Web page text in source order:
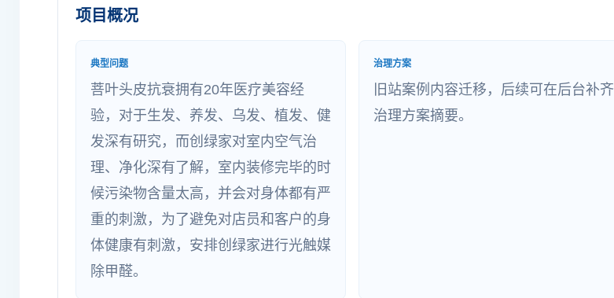
项目概况
典型问题
菩叶头皮抗衰拥有20年医疗美容经
验，对于生发、养发、乌发、植发、健
发深有研究，而创绿家对室内空气治
理、净化深有了解，室内装修完毕的时
候污染物含量太高，并会对身体都有严
重的刺激，为了避免对店员和客户的身
体健康有刺激，安排创绿家进行光触媒
除甲醛。
治理方案
旧站案例内容迁移，后续可在后台补齐
治理方案摘要。